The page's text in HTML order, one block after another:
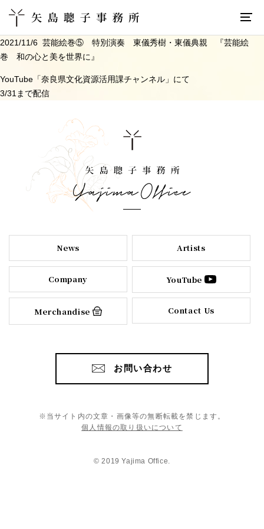
2021/11/6 芸能絵巻⑤ 特別演奏 東儀秀樹・東儀典親 『芸能絵
巻 和の心と美を世界に』
YouTube「奈良県文化資源活用課チャンネル」にて
3/31まで配信
News Artists
Company YouTube
Merchandise Contact Us
お問い合わせ
※当サイト内の文章・画像等の無断転載を禁じます。
個人情報の取り扱いについて
© 2019 Yajima Office.